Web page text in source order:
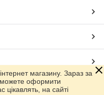
Prom.ua
магазину. Зараз за
оформити
цікавлять, на сайті